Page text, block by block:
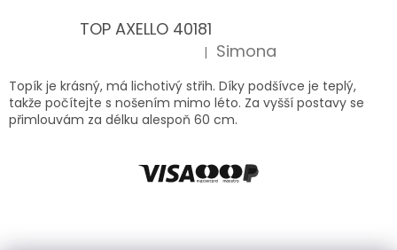
TOP AXELLO 40181
Hodnocení produktu je 5 z 5 hvězdiček.
| Simona
Topík je krásný, má lichotivý střih. Díky podšívce je teplý,
takže počítejte s nošením mimo léto. Za vyšší postavy se
přimlouvám za délku alespoň 60 cm.